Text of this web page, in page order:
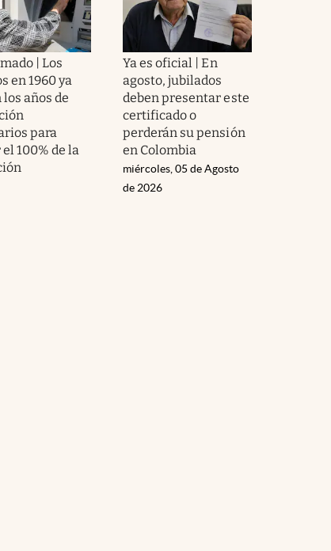
| Los
en 1960 ya
años de
para
100% de la
Ya es oficial | En
agosto, jubilados
deben presentar este
certificado o
perderán su pensión
en Colombia
miércoles, 05 de Agosto
de 2026